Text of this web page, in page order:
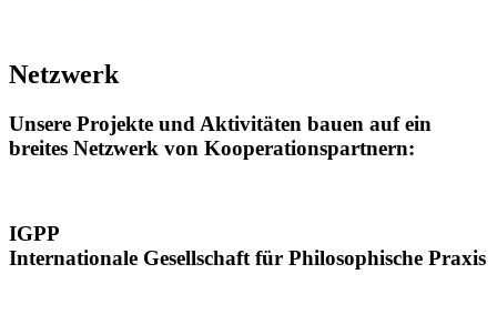
Netzwerk
Unsere Projekte und Aktivitäten bauen auf ein
breites Netzwerk von Kooperationspartnern:
IGPP
Internationale Gesellschaft für Philosophische Praxis